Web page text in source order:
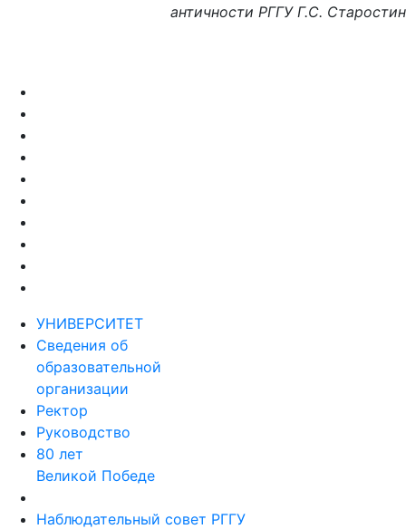
античности РГГУ Г.С. Старостин
УНИВЕРСИТЕТ
Сведения об
образовательной
организации
Ректор
Руководство
80 лет
Великой Победе
Наблюдательный совет РГГУ